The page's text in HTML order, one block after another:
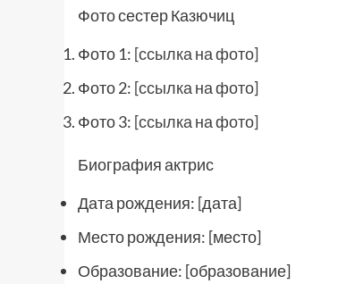
Фото сестер Казючиц
Фото 1: [ссылка на фото]
Фото 2: [ссылка на фото]
Фото 3: [ссылка на фото]
Биография актрис
Дата рождения: [дата]
Место рождения: [место]
Образование: [образование]